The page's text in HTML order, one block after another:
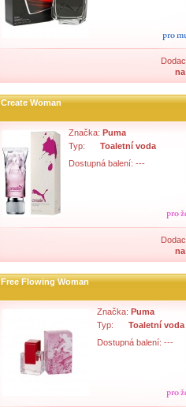
Create Woman
Značka: Puma
Typ:
Toaletní voda
Dostupná balení: ---
Free Flowing Woman
Značka: Puma
Typ:
Toaletní voda
Dostupná balení: ---